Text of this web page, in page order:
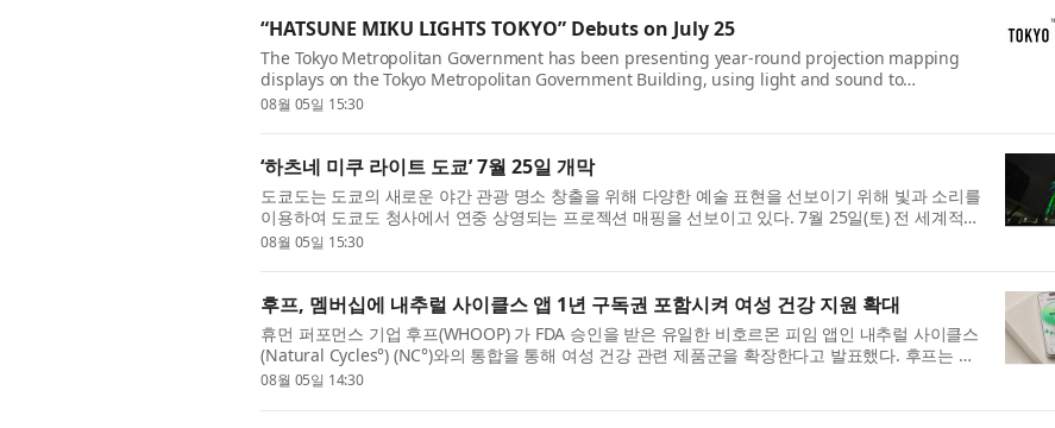
“HATSUNE MIKU LIGHTS TOKYO” Debuts on July 25
The Tokyo Metropolitan Government has been presenting year-round projection mapping
displays on the Tokyo Metropolitan Government Building, using light and sound to
showcase a wide range of artistic expressions as part of its efforts to create new...
08월 05일 15:30
‘하츠네 미쿠 라이트 도쿄’ 7월 25일 개막
도쿄도는 도쿄의 새로운 야간 관광 명소 창출을 위해 다양한 예술 표현을 선보이기 위해 빛과 소리를
이용하여 도쿄도 청사에서 연중 상영되는 프로젝션 매핑을 선보이고 있다. 7월 25일(토) 전 세계적으
로 사랑받는 가상 가수 하츠네 미쿠(Hatsune Miku)가 등장하는...
08월 05일 15:30
후프, 멤버십에 내추럴 사이클스 앱 1년 구독권 포함시켜 여성 건강 지원 확대
휴먼 퍼포먼스 기업 후프(WHOOP) 가 FDA 승인을 받은 유일한 비호르몬 피임 앱인 내추럴 사이클스
(Natural Cycles°) (NC°)와의 통합을 통해 여성 건강 관련 제품군을 확장한다고 발표했다. 후프는 자
격 요건을 충족하는 내추럴 사이클스 신규 사용자에게 NC° 앱 12개...
08월 05일 14:30